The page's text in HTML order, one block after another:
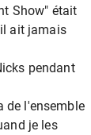
Show" était
ait jamais
pendant
de l'ensemble
je les